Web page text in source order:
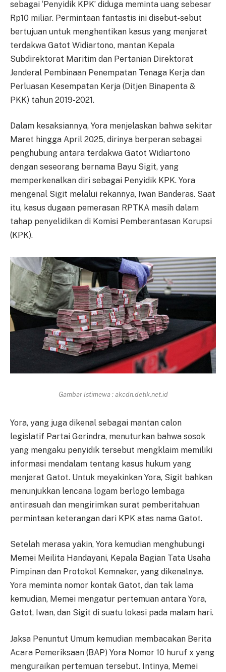
sebagai ‘Penyidik KPK’ diduga meminta uang sebesar
Rp10 miliar. Permintaan fantastis ini disebut-sebut
bertujuan untuk menghentikan kasus yang menjerat
terdakwa Gatot Widiartono, mantan Kepala
Subdirektorat Maritim dan Pertanian Direktorat
Jenderal Pembinaan Penempatan Tenaga Kerja dan
Perluasan Kesempatan Kerja (Ditjen Binapenta &
PKK) tahun 2019-2021.
Dalam kesaksiannya, Yora menjelaskan bahwa sekitar
Maret hingga April 2025, dirinya berperan sebagai
penghubung antara terdakwa Gatot Widiartono
dengan seseorang bernama Bayu Sigit, yang
memperkenalkan diri sebagai Penyidik KPK. Yora
mengenal Sigit melalui rekannya, Iwan Banderas. Saat
itu, kasus dugaan pemerasan RPTKA masih dalam
tahap penyelidikan di Komisi Pemberantasan Korupsi
(KPK).
Gambar Istimewa : akcdn.detik.net.id
Yora, yang juga dikenal sebagai mantan calon
legislatif Partai Gerindra, menuturkan bahwa sosok
yang mengaku penyidik tersebut mengklaim memiliki
informasi mendalam tentang kasus hukum yang
menjerat Gatot. Untuk meyakinkan Yora, Sigit bahkan
menunjukkan lencana logam berlogo lembaga
antirasuah dan mengirimkan surat pemberitahuan
permintaan keterangan dari KPK atas nama Gatot.
Setelah merasa yakin, Yora kemudian menghubungi
Memei Meilita Handayani, Kepala Bagian Tata Usaha
Pimpinan dan Protokol Kemnaker, yang dikenalnya.
Yora meminta nomor kontak Gatot, dan tak lama
kemudian, Memei mengatur pertemuan antara Yora,
Gatot, Iwan, dan Sigit di suatu lokasi pada malam hari.
Jaksa Penuntut Umum kemudian membacakan Berita
Acara Pemeriksaan (BAP) Yora Nomor 10 huruf x yang
menguraikan pertemuan tersebut. Intinya, Memei